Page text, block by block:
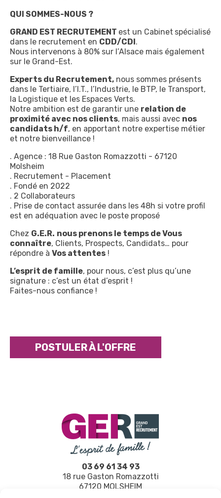
QUI SOMMES-NOUS ?
GRAND EST RECRUTEMENT est un Cabinet spécialisé
dans le recrutement en CDD/CDI.
Nous intervenons à 80% sur l’Alsace mais également
sur le Grand-Est.
Experts du Recrutement, nous sommes présents
dans le Tertiaire, l’I.T., l’Industrie, le BTP, le Transport,
la Logistique et les Espaces Verts.
Notre ambition est de garantir une relation de
proximité avec nos clients, mais aussi avec nos
candidats h/f, en apportant notre expertise métier
et notre bienveillance !
. Agence : 18 Rue Gaston Romazzotti - 67120
Molsheim
. Recrutement - Placement
. Fondé en 2022
. 2 Collaborateurs
. Prise de contact assurée dans les 48h si votre profil
est en adéquation avec le poste proposé
Chez G.E.R. nous prenons le temps de Vous
connaître, Clients, Prospects, Candidats… pour
répondre à Vos attentes !
L’esprit de famille, pour nous, c’est plus qu’une
signature : c’est un état d’esprit !
Faites-nous confiance !
POSTULER À L'OFFRE
03 69 61 34 93
18 rue Gaston Romazzotti
67120 MOLSHEIM